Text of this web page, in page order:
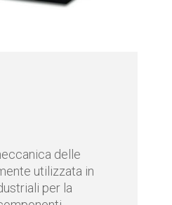
delle
utilizzata in
per la